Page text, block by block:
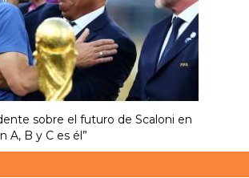
sobre el futuro de Scaloni en
A, B y C es él”